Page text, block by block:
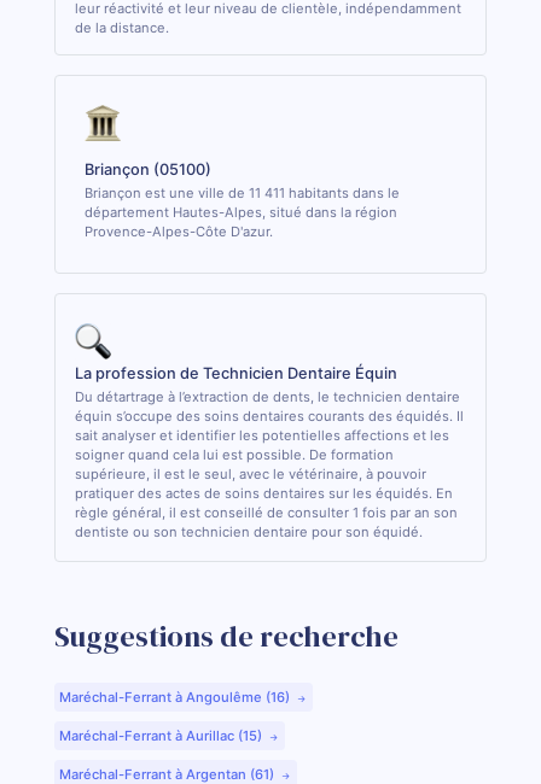
leur réactivité et leur niveau de clientèle, indépendamment
de la distance.
Briançon (05100)
Briançon est une ville de 11 411 habitants dans le
département Hautes-Alpes, situé dans la région
Provence-Alpes-Côte D'azur.
La profession de Technicien Dentaire Équin
Du détartrage à l’extraction de dents, le technicien dentaire
équin s’occupe des soins dentaires courants des équidés. Il
sait analyser et identifier les potentielles affections et les
soigner quand cela lui est possible. De formation
supérieure, il est le seul, avec le vétérinaire, à pouvoir
pratiquer des actes de soins dentaires sur les équidés. En
règle général, il est conseillé de consulter 1 fois par an son
dentiste ou son technicien dentaire pour son équidé.
Suggestions de recherche
Maréchal-Ferrant à Angoulême (16)
Maréchal-Ferrant à Aurillac (15)
Maréchal-Ferrant à Argentan (61)